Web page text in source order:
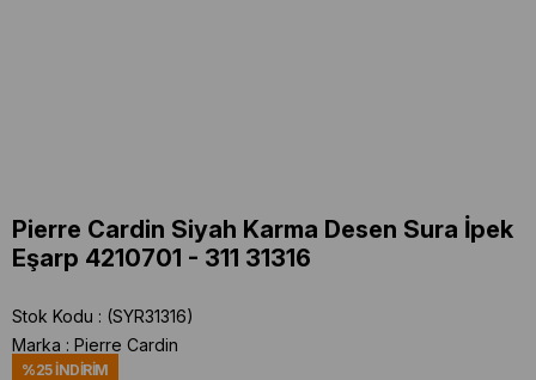
Pierre Cardin Siyah Karma Desen Sura İpek
Eşarp 4210701 - 311 31316
Stok Kodu
(SYR31316)
Marka : Pierre Cardin
%25İNDIRIM